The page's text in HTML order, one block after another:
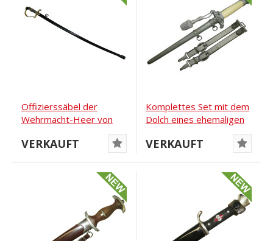
Offizierssäbel der
Wehrmacht-Heer von
VERKAUFT
Komplettes Set mit dem
Dolch eines ehemaligen
VERKAUFT